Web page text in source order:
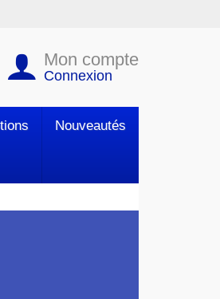
Mon compte
Connexion
Nouveautés